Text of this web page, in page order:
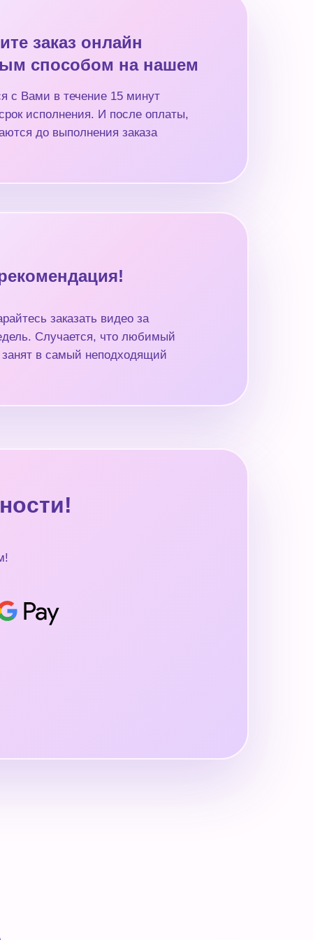
с Вами в течение 15 минут
исполнения. И после оплаты,
до выполнения заказа
заказ онлайн
способом на нашем
заказать видео за
Случается, что любимый
в самый неподходящий